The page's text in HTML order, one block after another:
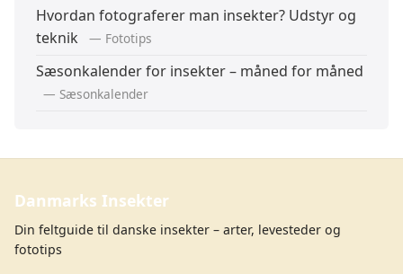
Hvordan fotograferer man insekter? Udstyr og
teknik
— Fototips
Sæsonkalender for insekter – måned for måned
— Sæsonkalender
Danmarks Insekter
Din feltguide til danske insekter – arter, levesteder og
fototips